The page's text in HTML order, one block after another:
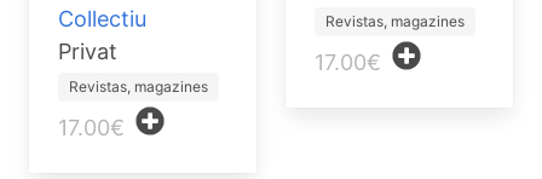
Collectiu
Privat
Revistas, magazines
17.00€
Revistas, magazines
17.00€